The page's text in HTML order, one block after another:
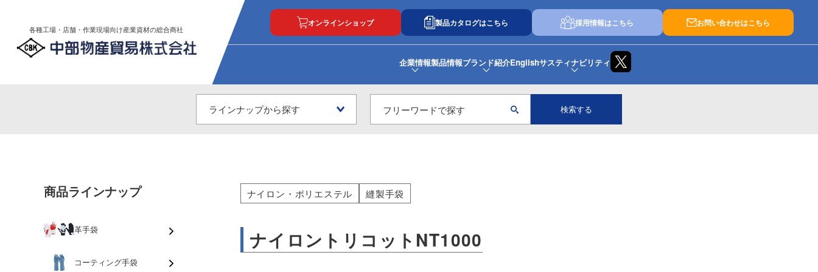
各種工場・店舗・作業現場向け産業資材の総合商社
オンラインショップ 製品カタログはこちら 採用情報はこちら お問い合わせはこちら
企業情報製品情報ブランド紹介Englishサスティナビリティ
検索する
商品ラインナップ
革手袋
コーティング手袋
ナイロン・ポリエステル 縫製手袋
ナイロントリコットNT1000